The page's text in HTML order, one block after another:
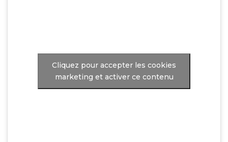
Cliquez pour accepter les cookies
marketing et activer ce contenu